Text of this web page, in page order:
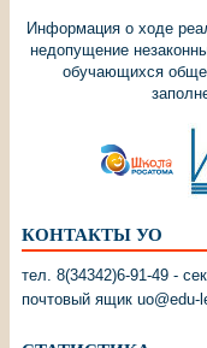
Информация о ходе
недопущение
обучающихся
КОНТАКТЫ УО
тел. 8(34342)6-91-49 -
почтовый ящик uo@edu-